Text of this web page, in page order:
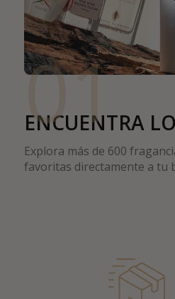
01
ENCUENTRA
Explora más de 600
favoritas directamente a tu